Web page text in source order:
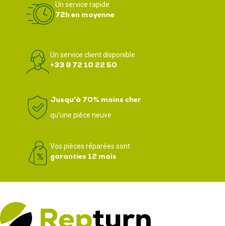
Un service rapide
72h en moyenne
Un service client disponible
+33 9 72 10 22 50
Jusqu'à 70% moins cher
qu'une pièce neuve
Vos pièces réparées sont
garanties 12 mois